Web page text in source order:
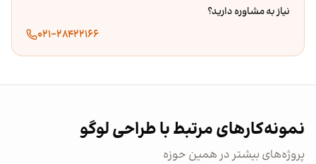
نیاز به مشاوره دارید؟
۰۲۱-۲۸۴۲۲۱۶۶
نمونه‌کارهای مرتبط با طراحی لوگو
پروژه‌های بیشتر در همین حوزه